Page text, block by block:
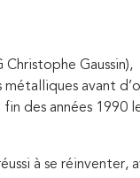
Gaussin),
avant
des années 1990
à se réinventer,